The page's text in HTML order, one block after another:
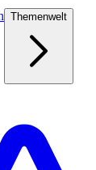
Themenwelt